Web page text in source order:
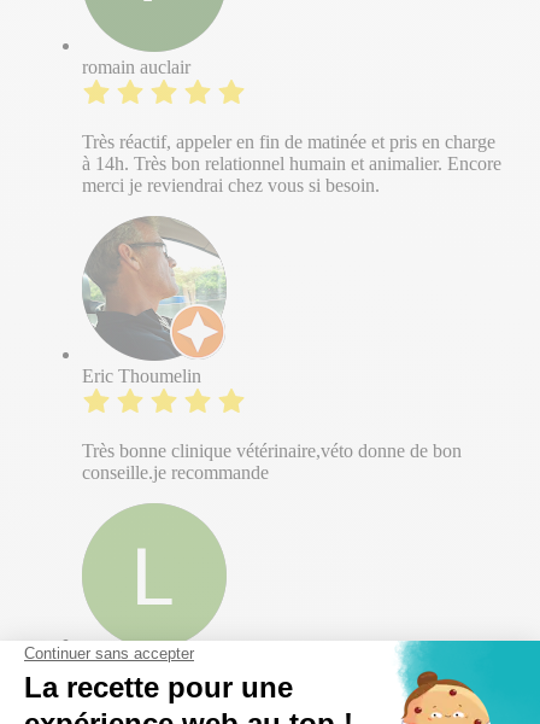
romain auclair
Très réactif, appeler en fin de matinée et pris en charge
à 14h. Très bon relationnel humain et animalier. Encore
merci je reviendrai chez vous si besoin.
Eric Thoumelin
Très bonne clinique vétérinaire,véto donne de bon
conseille.je recommande
Lou-Anne Castille